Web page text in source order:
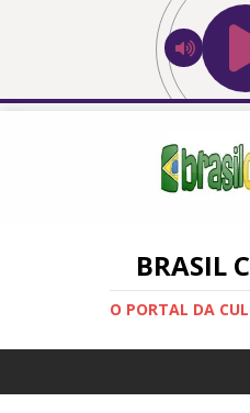
BRASIL
O PORTAL DA